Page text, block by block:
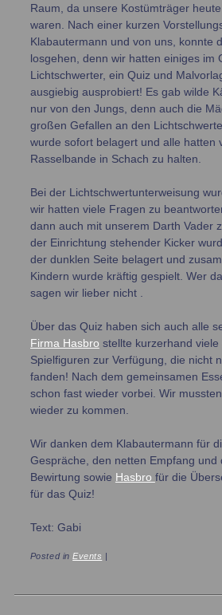
Raum, da unsere Kostümträger
waren. Nach einer kurzen
Klabautermann und von uns, konnte
losgehen, denn wir hatten einiges im
Lichtschwerter, ein Quiz und
ausgiebig ausprobiert! Es gab wilde
nur von den Jungs, denn auch die
großen Gefallen an den
wurde sofort belagert und alle hatten
Rasselbande in Schach zu halten.
Bei der Lichtschwertunterweisung
wir hatten viele Fragen zu
dann auch mit unserem Darth Vader
der Einrichtung stehender Kicker
der dunklen Seite belagert und
Kindern wurde kräftig gespielt. Wer
sagen wir lieber nicht .
Über das Quiz haben sich auch alle
Firma Hasbro stellte kurzerhand
Spielfiguren zur Verfügung, die nicht
fanden! Nach dem gemeinsamen
schon fast wieder vorbei. Wir
wieder zu kommen.
Wir danken dem Klabautermann für
Gespräche, den netten Empfang und
Bewirtung sowie Hasbro für die
für das Quiz!
Text: Gabi
Posted inEvents |